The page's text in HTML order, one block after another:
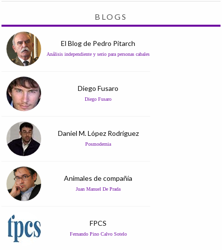
BLOGS
El Blog de Pedro Pitarch
Análisis independiente y serio para personas cabales
Diego Fusaro
Diego Fusaro
Daniel M. López Rodríguez
Posmodernia
Animales de compañía
Juan Manuel De Prada
FPCS
Fernando Pino Calvo Sotelo